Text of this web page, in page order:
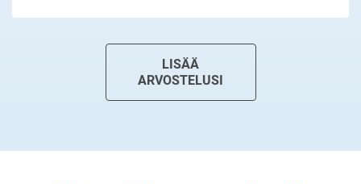
LISÄÄ
ARVOSTELUSI